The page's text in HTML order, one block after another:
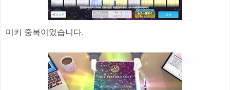
미키 중복이었습니다.